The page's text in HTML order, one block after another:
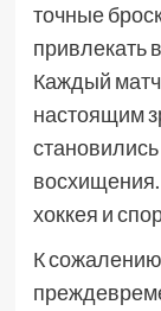
точные
привлекать
Каждый
настоящим
хоккея и
К